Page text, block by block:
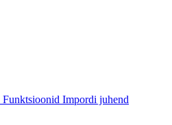
Funktsioonid Impordi juhend